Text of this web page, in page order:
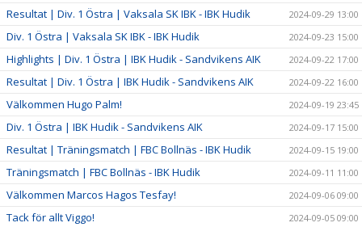
Resultat | Div. 1 Östra | Vaksala SK IBK - IBK Hudik 2024-09-29 13:00
Div. 1 Östra | Vaksala SK IBK - IBK Hudik 2024-09-23 15:00
Highlights | Div. 1 Östra | IBK Hudik - Sandvikens AIK 2024-09-22 17:00
Resultat | Div. 1 Östra | IBK Hudik - Sandvikens AIK 2024-09-22 16:00
Välkommen Hugo Palm! 2024-09-19 23:45
Div. 1 Östra | IBK Hudik - Sandvikens AIK 2024-09-17 15:00
Resultat | Träningsmatch | FBC Bollnäs - IBK Hudik 2024-09-15 19:00
Träningsmatch | FBC Bollnäs - IBK Hudik 2024-09-11 11:00
Välkommen Marcos Hagos Tesfay! 2024-09-06 09:00
Tack för allt Viggo! 2024-09-05 09:00